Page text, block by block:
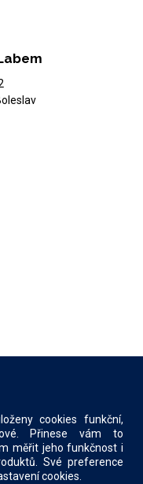
cookies funkční,
Přinese vám to
měřit jeho funkčnost i
Své preference
cookies.